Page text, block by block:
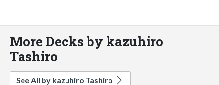
More Decks by kazuhiro
Tashiro
See All by kazuhiro Tashiro